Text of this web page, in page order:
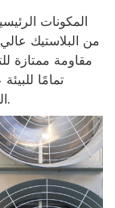
المكونات
من البلاستيك عالي
مقاومة ممتازة
تمامًا
المسببة للتآكل التي تميز حظائر الدواجن.